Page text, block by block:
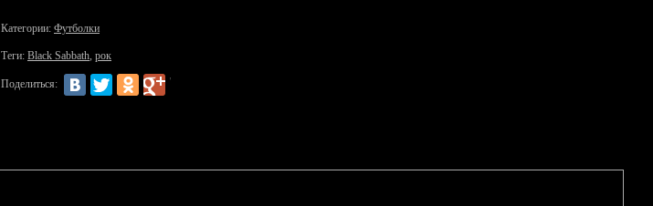
Категории: Футболки
Теги: Black Sabbath, рок
Поделиться: